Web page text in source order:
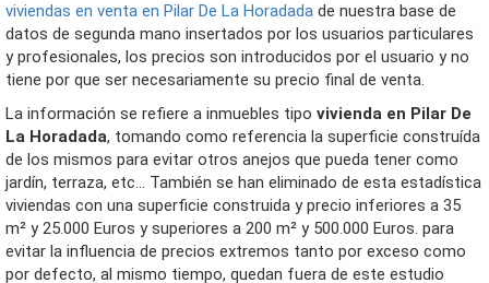
viviendas en venta en Pilar De La Horadada de nuestra base de
datos de segunda mano insertados por los usuarios particulares
y profesionales, los precios son introducidos por el usuario y no
tiene por que ser necesariamente su precio final de venta.
La información se refiere a inmuebles tipo vivienda en Pilar De
La Horadada, tomando como referencia la superficie construída
de los mismos para evitar otros anejos que pueda tener como
jardín, terraza, etc... También se han eliminado de esta estadística
viviendas con una superficie construida y precio inferiores a 35
m² y 25.000 Euros y superiores a 200 m² y 500.000 Euros. para
evitar la influencia de precios extremos tanto por exceso como
por defecto, al mismo tiempo, quedan fuera de este estudio